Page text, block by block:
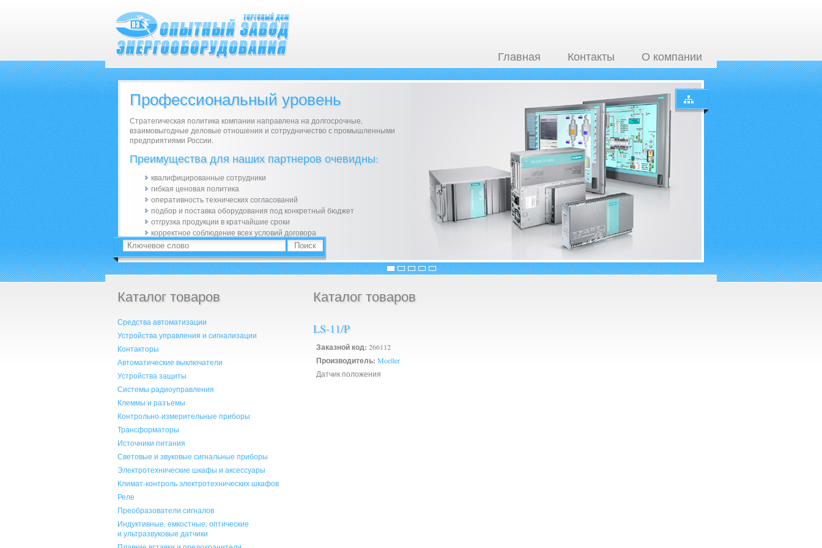
Главная Контакты О компании
Профессиональный уровень
Стратегическая политика компании направлена на долгосрочные,
взаимовыгодные деловые отношения и сотрудничество с промышленными
предприятиями России.
Преимущества для наших партнеров очевидны:
квалифицированные сотрудники
гибкая ценовая политика
оперативность технических согласований
подбор и поставка оборудования под конкретный бюджет
отгрузка продукции в кратчайшие сроки
корректное соблюдение всех условий договора
Каталог товаров
Средства автоматизации
Устройства управления и сигнализации
Контакторы
Автоматические выключатели
Устройства защиты
Системы радиоуправления
Клеммы и разъемы
Контрольно-измерительные приборы
Трансформаторы
Источники питания
Световые и звуковые сигнальные приборы
Электротехнические шкафы и аксессуары
Климат-контроль электротехнических шкафов
Реле
Преобразователи сигналов
Индуктивные, емкостные, оптические
и ультразвуковые датчики
Каталог товаров
LS-11/P
Заказной код: 266112
Производитель: Moeller
Датчик положения